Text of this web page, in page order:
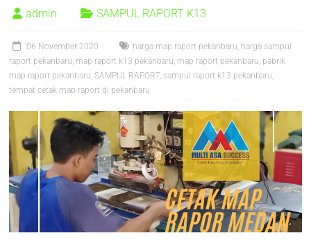
admin SAMPUL RAPORT K13
06 November 2020 harga map raport pekanbaru, harga sampul
raport pekanbaru, map raport k13 pekanbaru, map raport pekanbaru, pabrik
map raport pekanbaru,SAMPUL RAPORT, sampul raport k13 pekanbaru,
tempat cetak map raport di pekanbaru